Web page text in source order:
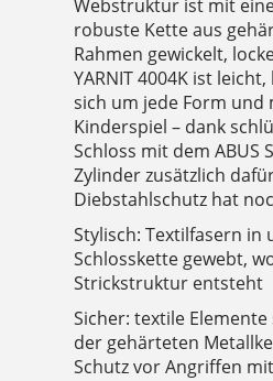
Webstruktur ist mit
robuste Kette aus
Rahmen gewickelt,
YARNIT 4004K ist
sich um jede Form und
Kinderspiel – dank
Schloss mit dem ABUS
Zylinder zusätzlich
Diebstahlschutz hat
Stylisch: Textilfasern
Schlosskette gewebt,
Strickstruktur entsteht
Sicher: textile
der gehärteten
Schutz vor Angriffen